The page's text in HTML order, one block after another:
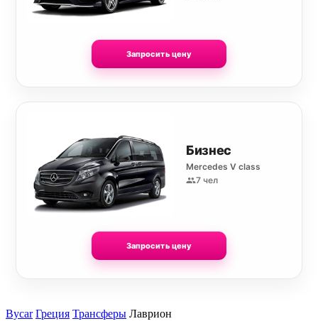
Запросить цену
Бизнес
Mercedes V class
7 чел
Запросить цену
Bycar Греция Трансферы Лаврион